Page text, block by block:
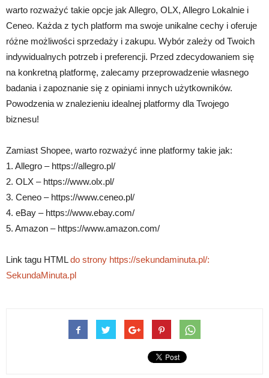
warto rozważyć takie opcje jak Allegro, OLX, Allegro Lokalnie i
Ceneo. Każda z tych platform ma swoje unikalne cechy i oferuje
różne możliwości sprzedaży i zakupu. Wybór zależy od Twoich
indywidualnych potrzeb i preferencji. Przed zdecydowaniem się
na konkretną platformę, zalecamy przeprowadzenie własnego
badania i zapoznanie się z opiniami innych użytkowników.
Powodzenia w znalezieniu idealnej platformy dla Twojego
biznesu!
Zamiast Shopee, warto rozważyć inne platformy takie jak:
1. Allegro – https://allegro.pl/
2. OLX – https://www.olx.pl/
3. Ceneo – https://www.ceneo.pl/
4. eBay – https://www.ebay.com/
5. Amazon – https://www.amazon.com/
Link tagu HTMLdo strony https://sekundaminuta.pl/:
SekundaMinuta.pl